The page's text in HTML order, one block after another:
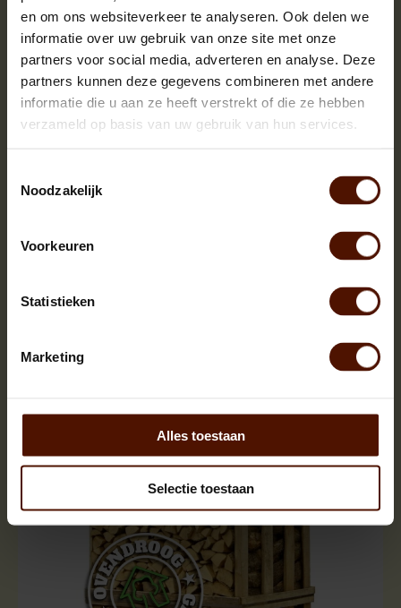
en om ons websiteverkeer te analyseren. Ook delen we
informatie over uw gebruik van onze site met onze
partners voor social media, adverteren en analyse. Deze
partners kunnen deze gegevens combineren met andere
informatie die u aan ze heeft verstrekt of die ze hebben
verzameld op basis van uw gebruik van hun services.
Noodzakelijk
Voorkeuren
Statistieken
Marketing
Alles toestaan
Selectie toestaan
Netzakken | 60 of 90 stuks | bloklengte ca.25 cm.